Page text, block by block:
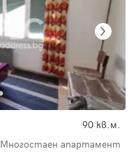
90 кв.м.
Многостаен апартамент